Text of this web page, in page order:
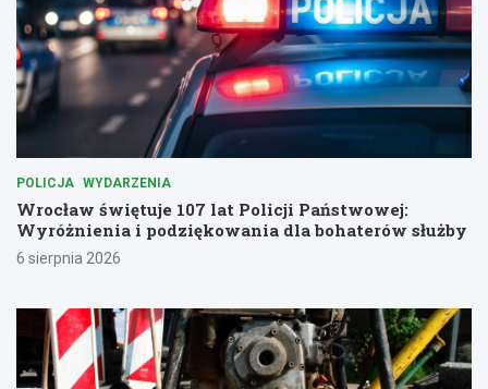
POLICJA WYDARZENIA
Wrocław świętuje 107 lat Policji Państwowej:
Wyróżnienia i podziękowania dla bohaterów służby
6 sierpnia 2026